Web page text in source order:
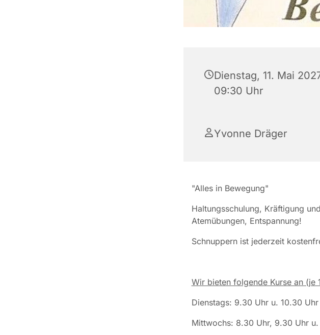
Dienstag, 11. Mai
09:30 Uhr
Yvonne Dräger
"Alles in Bewegung"
Haltungsschulung, Kräftigung
Atemübungen, Entspannung!
Schnuppern ist jederzeit
Wir bieten folgende Kurse an (je
Dienstags: 9.30 Uhr u. 10.30 Uhr
Mittwochs: 8.30 Uhr, 9.30 Uhr